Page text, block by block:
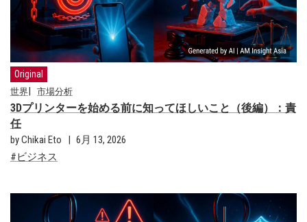
Original
世界 市場分析
3Dプリンターを始める前に知ってほしいこと（後編）：責
任
by Chikai Eto
6月 13, 2026
ビジネス